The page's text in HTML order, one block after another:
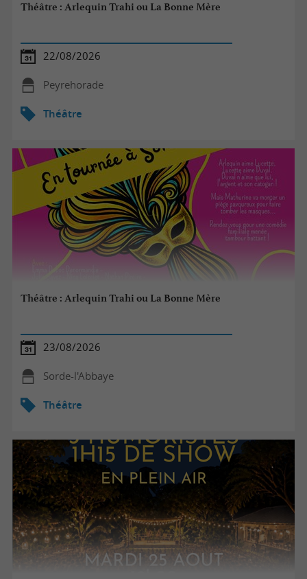
Théâtre : Arlequin Trahi ou La Bonne Mère
22/08/2026
Peyrehorade
Théâtre
Théâtre : Arlequin Trahi ou La Bonne Mère
23/08/2026
Sorde-l'Abbaye
Théâtre